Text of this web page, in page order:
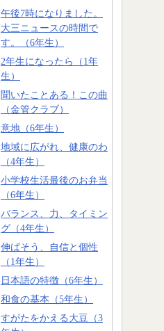
午後7時になりました。
大三ニュースの時間で
す。（6年生）
2年生になったら（1年
生）
聞いたことある！この曲
（金管クラブ）
意地（6年生）
地域に広がれ、健康のわ
（4年生）
小学校生活最後のお弁当
（6年生）
バランス、力、タイミン
グ（4年生）
伸ばそう、自信と個性
（1年生）
日本語の特徴（6年生）
和食の基本（5年生）
すがたをかえる大豆（3